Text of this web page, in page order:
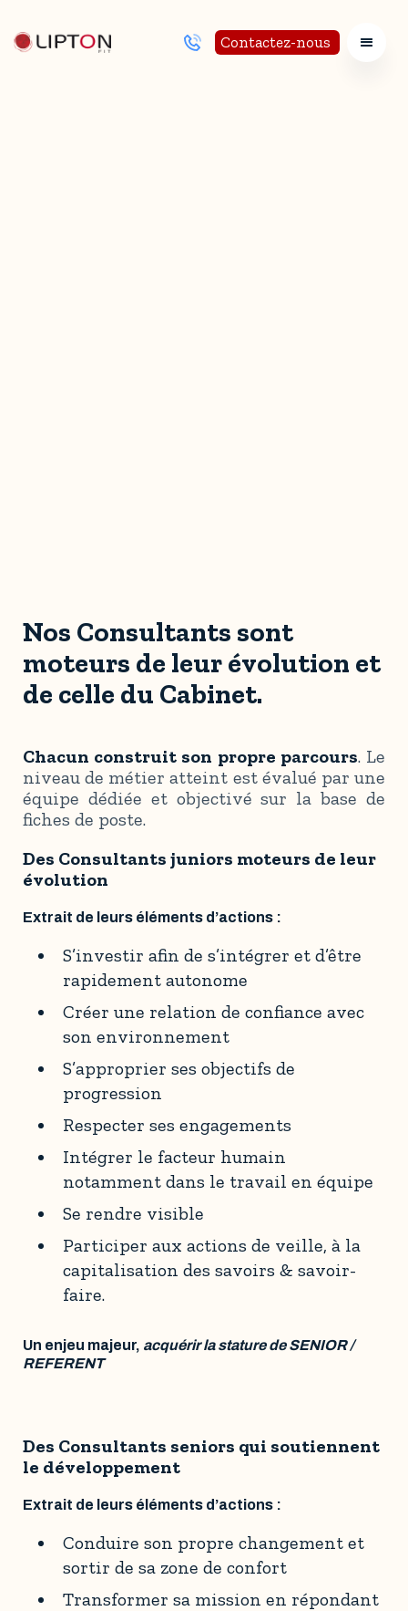
Contactez-nous
Nos Consultants sont
moteurs de leur évolution et
de celle du Cabinet.
Chacun construit son propre parcours. Le
niveau de métier atteint est évalué par une
équipe dédiée et objectivé sur la base de
fiches de poste.
Des Consultants juniors moteurs de leur
évolution
Extrait de leurs éléments d’actions :
S’investir afin de s’intégrer et d’être
rapidement autonome
Créer une relation de confiance avec
son environnement
S’approprier ses objectifs de
progression
Respecter ses engagements
Intégrer le facteur humain
notamment dans le travail en équipe
Se rendre visible
Participer aux actions de veille, à la
capitalisation des savoirs & savoir-
faire.
Un enjeu majeur, acquérir la stature de SENIOR /
REFERENT
Des Consultants seniors qui soutiennent
le développement
Extrait de leurs éléments d’actions :
Conduire son propre changement et
sortir de sa zone de confort
Transformer sa mission en répondant